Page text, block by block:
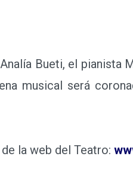
Bueti, el pianista
musical será
la web del Teatro: